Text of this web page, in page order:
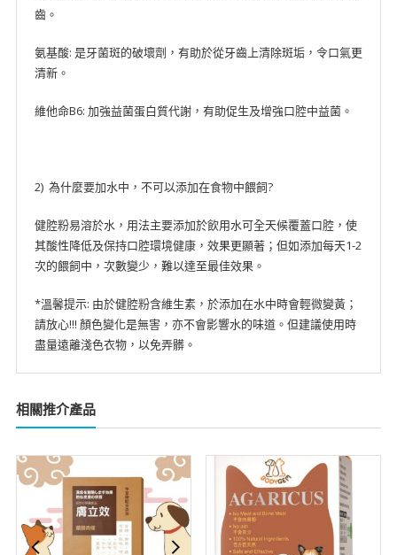
齒。
氨基酸: 是牙菌斑的破壞劑，有助於從牙齒上清除斑垢，令口氣更
清新。
維他命B6: 加強益菌蛋白質代謝，有助促生及增強口腔中益菌。
2) 為什麼要加水中，不可以添加在食物中餵飼?
健腔粉易溶於水，用法主要添加於飲用水可全天候覆蓋口腔，使
其酸性降低及保持口腔環境健康，效果更顯著；但如添加每天1-2
次的餵飼中，次數變少，難以達至最佳效果。
*溫馨提示: 由於健腔粉含維生素，於添加在水中時會輕微變黃；
請放心!!! 顏色變化是無害，亦不會影響水的味道。但建議使用時
盡量遠離淺色衣物，以免弄髒。
相關推介產品